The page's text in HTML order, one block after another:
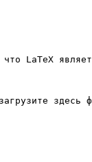
LaTeX